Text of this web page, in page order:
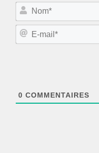
0 COMMENTAIRES